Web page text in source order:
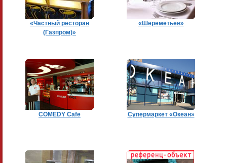
«Частный ресторан
(Газпром)»
«Шереметьев»
COMEDY Cafe Cупермаркет «Океан»